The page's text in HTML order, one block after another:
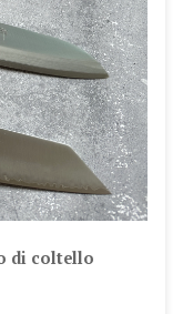
di coltello